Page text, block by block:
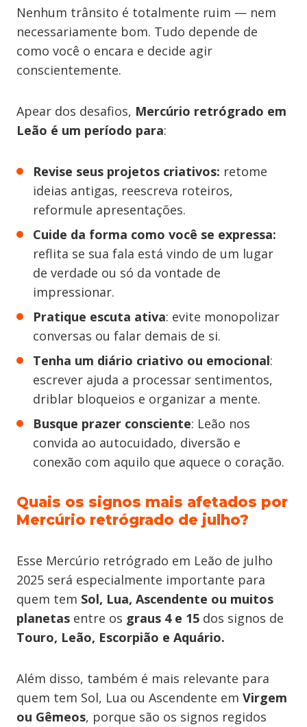
Nenhum trânsito é totalmente ruim — nem
necessariamente bom. Tudo depende de
como você o encara e decide agir
conscientemente.
Apear dos desafios, Mercúrio retrógrado em
Leão é um período para:
Revise seus projetos criativos: retome
ideias antigas, reescreva roteiros,
reformule apresentações.
Cuide da forma como você se expressa:
reflita se sua fala está vindo de um lugar
de verdade ou só da vontade de
impressionar.
Pratique escuta ativa: evite monopolizar
conversas ou falar demais de si.
Tenha um diário criativo ou emocional:
escrever ajuda a processar sentimentos,
driblar bloqueios e organizar a mente.
Busque prazer consciente: Leão nos
convida ao autocuidado, diversão e
conexão com aquilo que aquece o coração.
Quais os signos mais afetados por
Mercúrio retrógrado de julho?
Esse Mercúrio retrógrado em Leão de julho
2025 será especialmente importante para
quem tem Sol, Lua, Ascendente ou muitos
planetas entre os graus 4 e 15 dos signos de
Touro, Leão, Escorpião e Aquário.
Além disso, também é mais relevante para
quem tem Sol, Lua ou Ascendente em Virgem
ou Gêmeos, porque são os signos regidos